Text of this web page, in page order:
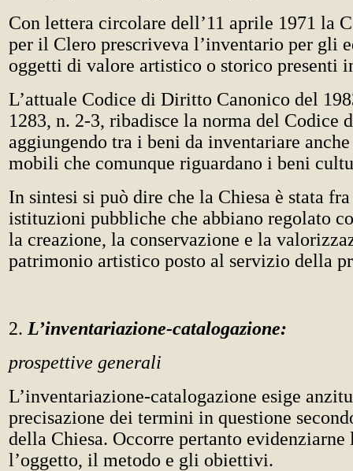
Con lettera circolare dell’11 aprile 1971 la
per il Clero prescriveva l’inventario per gli
oggetti di valore artistico o storico presenti
L’attuale Codice di Diritto Canonico del
1283, n. 2-3, ribadisce la norma del Codice
aggiungendo tra i beni da inventariare
mobili che comunque riguardano i beni
In sintesi si può dire che la Chiesa è stata
istituzioni pubbliche che abbiano regolato
la creazione, la conservazione e la
patrimonio artistico posto al servizio della
2. L’inventariazione-catalogazione:
prospettive generali
L’inventariazione-catalogazione esige
precisazione dei termini in questione
della Chiesa. Occorre pertanto evidenziarne
l’oggetto, il metodo e gli obiettivi.